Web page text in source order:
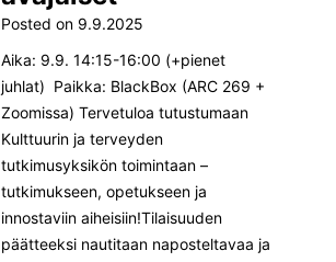
Posted on 9.9.2025
Aika: 9.9. 14:15-16:00 (+pienet
juhlat) Paikka: BlackBox (ARC 269 +
Zoomissa) Tervetuloa tutustumaan
Kulttuurin ja terveyden
tutkimusyksikön toimintaan –
tutkimukseen, opetukseen ja
innostaviin aiheisiin!Tilaisuuden
päätteeksi nautitaan naposteltavaa ja